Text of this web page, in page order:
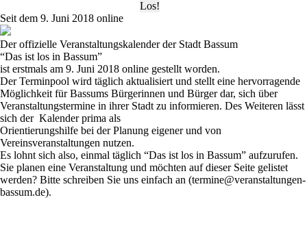
Seit dem 9. Juni 2018 online
Der offizielle Veranstaltungskalender der Stadt Bassum
“Das ist los in Bassum”
ist erstmals am 9. Juni 2018 online gestellt worden.
Der Terminpool wird täglich aktualisiert und stellt eine hervorragende
Möglichkeit für Bassums Bürgerinnen und Bürger dar, sich über
Veranstaltungstermine in ihrer Stadt zu informieren. Des Weiteren lässt
sich der Kalender prima als
Orientierungshilfe bei der Planung eigener und von
Vereinsveranstaltungen nutzen.
Es lohnt sich also, einmal täglich “Das ist los in Bassum” aufzurufen.
Sie planen eine Veranstaltung und möchten auf dieser Seite gelistet
werden? Bitte schreiben Sie uns einfach an (termine@veranstaltungen-
bassum.de).